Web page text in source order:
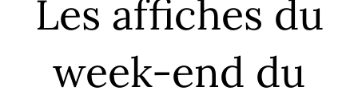
Les affiches du
week-end du